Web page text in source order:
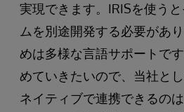
実現できます。IRISを使う
ムを別途開発する必要があ
めは多様な言語サポートで
めていきたいので、当社と
ネイティブで連携できるの